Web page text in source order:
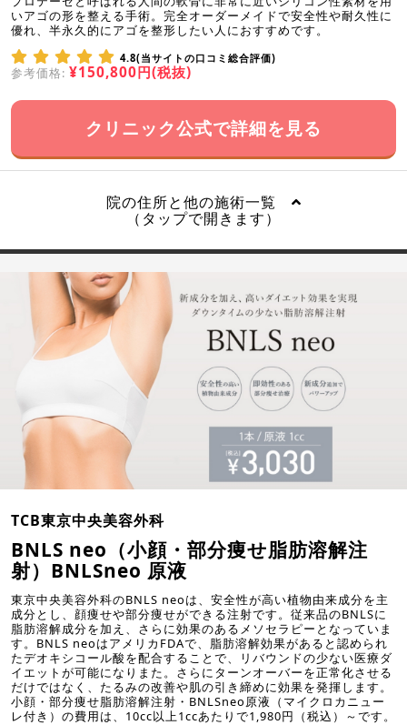
いアゴの形を整える手術。完全オーダーメイドで安全性や耐久性に
優れ、半永久的にアゴを整形したい人におすすめです。
4.8(当サイトの口コミ総合評価)
参考価格: ¥150,800円(税抜)
クリニック公式で詳細を見る
院の住所と他の施術一覧
（タップで開きます）
TCB東京中央美容外科
BNLS neo（小顔・部分痩せ脂肪溶解注
射）BNLSneo 原液
東京中央美容外科のBNLS neoは、安全性が高い植物由来成分を主
成分とし、顔痩せや部分痩せができる注射です。従来品のBNLSに
脂肪溶解成分を加え、さらに効果のあるメソセラピーとなっていま
す。BNLS neoはアメリカFDAで、脂肪溶解効果があると認められ
たデオキシコール酸を配合することで、リバウンドの少ない医療ダ
イエットが可能になりまた。さらにターンオーバーを正常化させる
だけではなく、たるみの改善や肌の引き締めに効果を発揮します。
小顔・部分痩せ脂肪溶解注射・BNLSneo原液（マイクロカニュー
レ付き）の費用は、10cc以上1ccあたりで1,980円（税込）～です。